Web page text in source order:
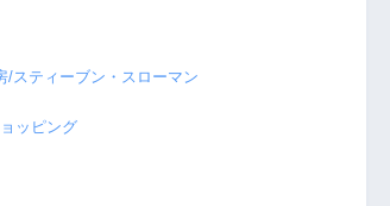
/スティーブン・スローマン
ッピング